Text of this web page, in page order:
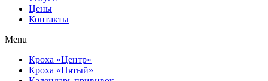
Цены
Контакты
Menu
Кроха «Центр»
Кроха «Пятый»